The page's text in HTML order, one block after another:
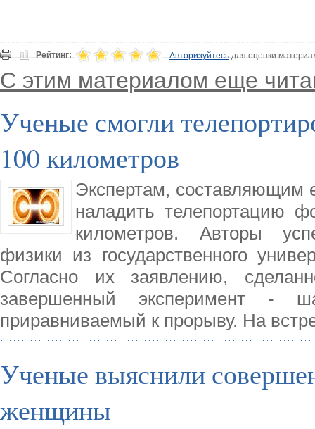
Рейтинг: Авторизуйтесьдля оценки
С этим материалом еще
Ученые смогли
100 километров
Экспертам, составляющим
наладить телепортацию
километров. Авторы
физики из государственного
Согласно их заявлению,
завершенный эксперимент -
приравниваемый к прорыву. На
Ученые выяснили
женщины